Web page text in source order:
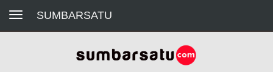
Toggle navigationSUMBARSATU